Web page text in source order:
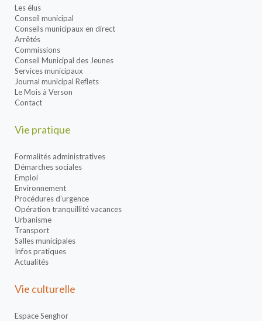
Les élus
Conseil municipal
Conseils municipaux en direct
Arrêtés
Commissions
Conseil Municipal des Jeunes
Services municipaux
Journal municipal Reflets
Le Mois à Verson
Contact
Vie pratique
Formalités administratives
Démarches sociales
Emploi
Environnement
Procédures d’urgence
Opération tranquillité vacances
Urbanisme
Transport
Salles municipales
Infos pratiques
Actualités
Vie culturelle
Espace Senghor